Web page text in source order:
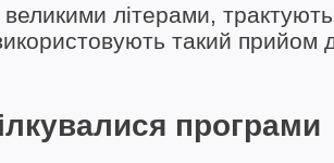
літерами,
такий прийом
програми